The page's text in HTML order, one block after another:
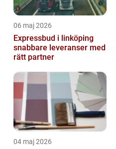
06 maj 2026
Expressbud i linköping
snabbare leveranser med
rätt partner
04 maj 2026